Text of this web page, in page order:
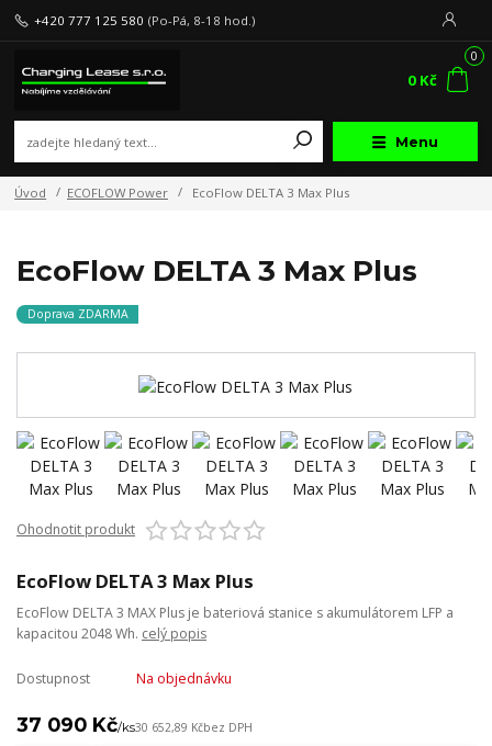
Menu
+420 777 125 580 (Po-Pá, 8-18 hod.)
0
0 Kč
Úvod ECOFLOW Power EcoFlow DELTA 3 Max Plus
EcoFlow DELTA 3 Max Plus
Doprava ZDARMA
Ohodnotit produkt
EcoFlow DELTA 3 Max Plus
EcoFlow DELTA 3 MAX Plus je bateriová stanice s akumulátorem LFP a
kapacitou 2048 Wh. celý popis
Dostupnost Na objednávku
37 090 Kč/ks30 652,89 Kčbez DPH